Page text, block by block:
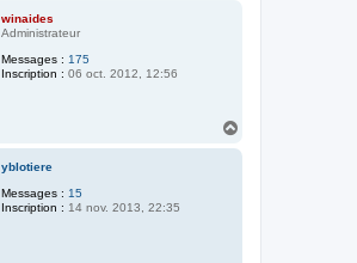
winaides
Administrateur
Messages : 175
Inscription : 06 oct. 2012, 12:56
yblotiere
Messages : 15
Inscription : 14 nov. 2013, 22:35